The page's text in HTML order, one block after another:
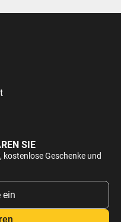
SIE
Geschenke und